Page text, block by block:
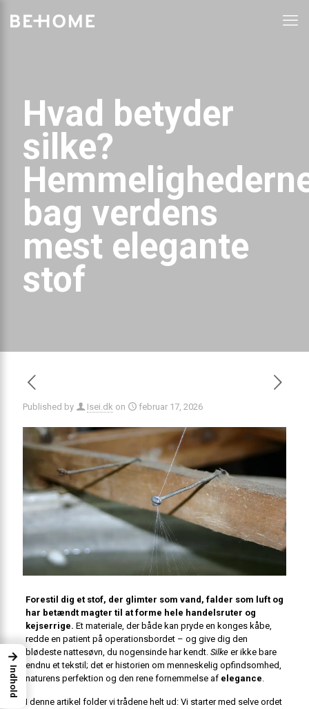
Hvad betyder
silke?
bag verdens
mest elegante
stof
Published by Isei.dk on februar 17, 2026
Forestil dig et stof, der glimter som vand, falder som luft og
har betændt magter til at forme hele handelsruter og
kejserrige. Et materiale, der både kan pryde en konges kåbe,
redde en patient på operationsbordet – og give dig den
blødeste nattesøvn, du nogensinde har kendt. Silkeer ikke bare
endnu et tekstil; det er historien om menneskelig opfindsomhed,
naturens perfektion og den rene fornemmelse af elegance.
I denne artikel folder vi trådene helt ud: Vi starter med selve ordet
→
Indhold